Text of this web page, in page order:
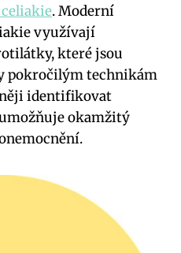
. Moderní
využívají
které jsou
pokročilým technikám
identifikovat
okamžitý